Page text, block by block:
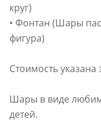
круг)
• Фонтан (Шары
фигура)
Стоимость указана
Шары в виде
детей.